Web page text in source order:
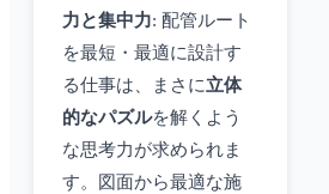
力と集中力: 配管ルート
を最短・最適に設計す
る仕事は、まさに立体
的なパズルを解くよう
な思考力が求められま
す。図面から最適な施